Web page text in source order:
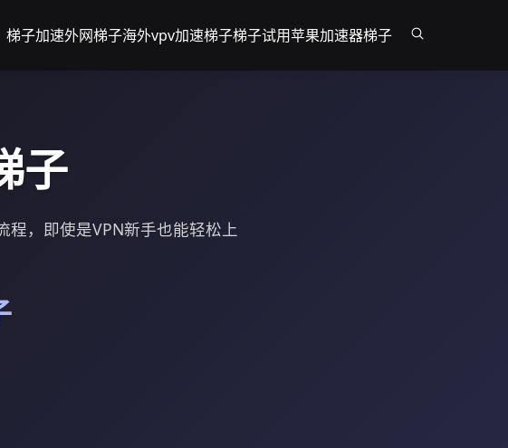
梯子加速外网梯子海外vpv加速梯子梯子试用苹果加速器梯子
子
，即使是VPN新手也能轻松上